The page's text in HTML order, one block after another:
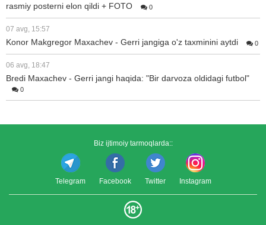
rasmiy posterni elon qildi + FOTO
0
07 avg, 15:57
Konor Makgregor Maxachev - Gerri jangiga o'z taxminini aytdi 0
06 avg, 18:47
Bredi Maxachev - Gerri jangi haqida: "Bir darvoza oldidagi futbol"
0
Biz ijtimoiy tarmoqlarda::
Telegram Facebook Twitter Instagram